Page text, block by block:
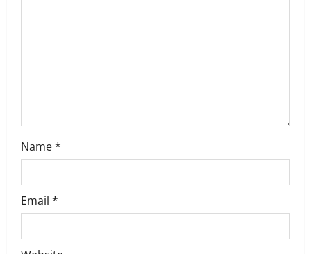
Name*
Email *